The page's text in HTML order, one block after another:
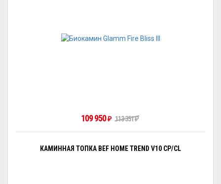
109 950₽ 113 351₽
КАМИННАЯ ТОПКА BEF HOME TREND V10 CP/CL